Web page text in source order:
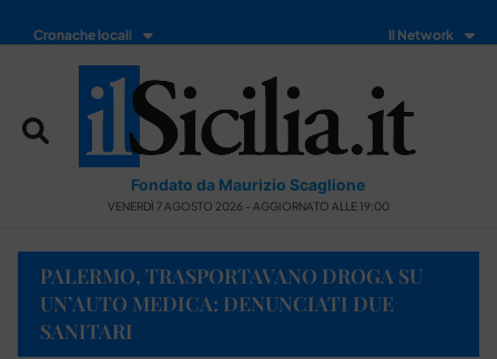
Cronache locali Il Network
Fondato da Maurizio Scaglione
VENERDÌ 7 AGOSTO 2026 - AGGIORNATO ALLE 19:00
PALERMO, TRASPORTAVANO DROGA SU
UN’AUTO MEDICA: DENUNCIATI DUE
SANITARI